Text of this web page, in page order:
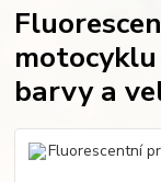
barvy a